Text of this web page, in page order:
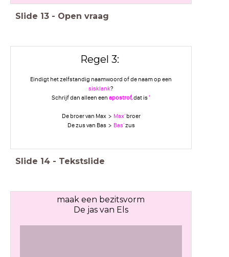
Slide 13 - Open vraag
Regel 3:
Eindigt het zelfstandig naamwoord of de naam op een
sisklank?
Schrijf dan alleen een apostrof,dat is'
De broer van Max > Max' broer
De zus van Bas > Bas'zus
Slide 14 - Tekstslide
maak een bezitsvorm
De jas van Els